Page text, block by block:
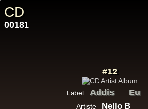
CD
00181
#12
Label : Addis Eu
Artiste : Nello B